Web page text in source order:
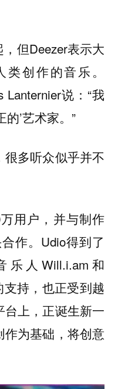
但Deezer表示大
创作的音乐。
Lanternier说：“我
’艺术家。”
多听众似乎并不
用户，并与制作
作。Udio得到了
人Will.i.am和
持，也正受到越
上，正诞生新一
为基础，将创意